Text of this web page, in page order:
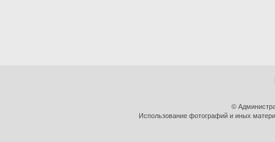
©
Использование фотографий и иных